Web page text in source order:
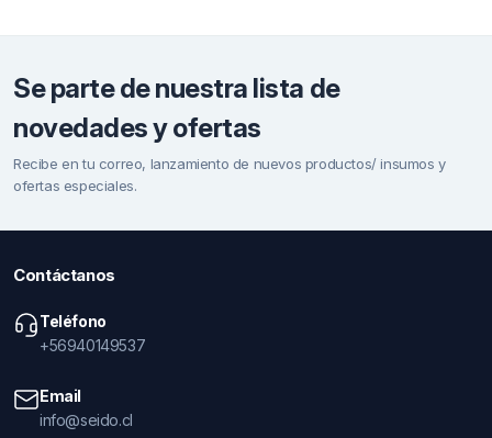
Se parte de nuestra lista de
novedades y ofertas
Recibe en tu correo, lanzamiento de nuevos productos/ insumos y
ofertas especiales.
Contáctanos
Teléfono
+56940149537
Email
info@seido.cl